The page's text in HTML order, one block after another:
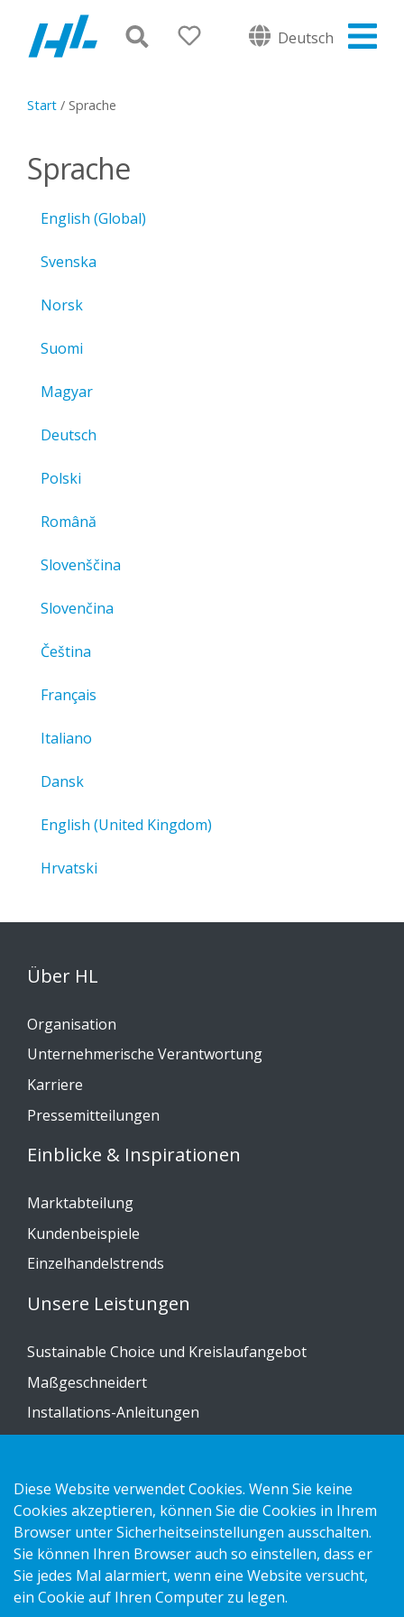
Deutsch
Start / Sprache
Sprache
English (Global)
Svenska
Norsk
Suomi
Magyar
Deutsch
Polski
Română
Slovenščina
Slovenčina
Čeština
Français
Italiano
Dansk
English (United Kingdom)
Hrvatski
Über HL
Organisation
Unternehmerische Verantwortung
Karriere
Pressemitteilungen
Einblicke & Inspirationen
Marktabteilung
Kundenbeispiele
Einzelhandelstrends
Unsere Leistungen
Sustainable Choice und Kreislaufangebot
Maßgeschneidert
Installations-Anleitungen
Kontakt
Datenschutzerklärung
Cookies
Impressum
Diese Website verwendet Cookies. Wenn Sie keine
Cookies akzeptieren, können Sie die Cookies in Ihrem
Browser unter Sicherheitseinstellungen ausschalten.
Sie können Ihren Browser auch so einstellen, dass er
Sie jedes Mal alarmiert, wenn eine Website versucht,
ein Cookie auf Ihren Computer zu legen.